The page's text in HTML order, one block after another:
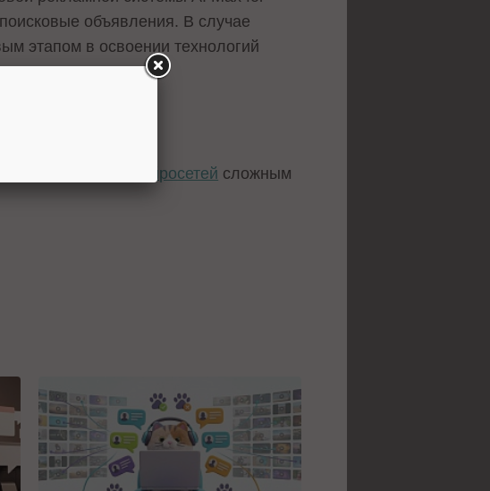
объявления. В случае
этапом в освоении технологий
для обучения нейросетей сложным